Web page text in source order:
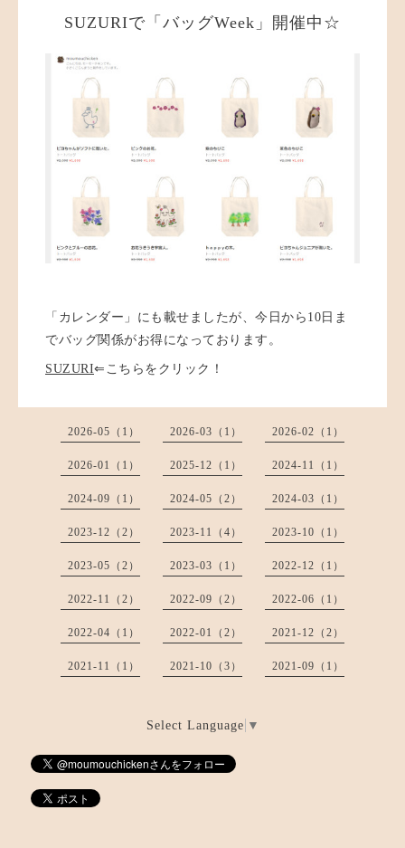
SUZURIで「バッグWeek」開催中☆
「カレンダー」にも載せましたが、今日から10日ま
でバッグ関係がお得になっております。
SUZURI⇐こちらをクリック！
2026-05（1） 2026-03（1） 2026-02（1）
2026-01（1） 2025-12（1） 2024-11（1）
2024-09（1） 2024-05（2） 2024-03（1）
2023-12（2） 2023-11（4） 2023-10（1）
2023-05（2） 2023-03（1） 2022-12（1）
2022-11（2） 2022-09（2） 2022-06（1）
2022-04（1） 2022-01（2） 2021-12（2）
2021-11（1） 2021-10（3） 2021-09（1）
Select Language ▼